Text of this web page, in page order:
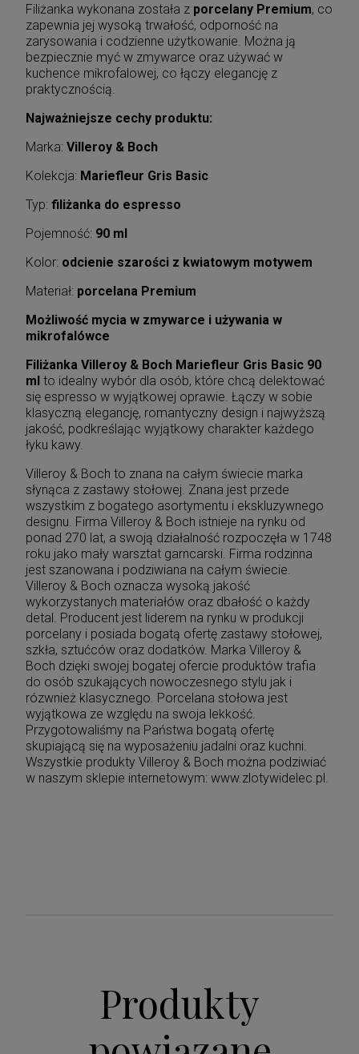
Filiżanka wykonana została z porcelany Premium, co
zapewnia jej wysoką trwałość, odporność na
zarysowania i codzienne użytkowanie. Można ją
bezpiecznie myć w zmywarce oraz używać w
kuchence mikrofalowej, co łączy elegancję z
praktycznością.
Najważniejsze cechy produktu:
Marka: Villeroy & Boch
Kolekcja: Mariefleur Gris Basic
Typ: filiżanka do espresso
Pojemność: 90 ml
Kolor: odcienie szarości z kwiatowym motywem
Materiał: porcelana Premium
Możliwość mycia w zmywarce i używania w
mikrofalówce
Filiżanka Villeroy & Boch Mariefleur Gris Basic 90
ml to idealny wybór dla osób, które chcą delektować
się espresso w wyjątkowej oprawie. Łączy w sobie
klasyczną elegancję, romantyczny design i najwyższą
jakość, podkreślając wyjątkowy charakter każdego
łyku kawy.
Villeroy & Boch to znana na całym świecie marka
słynąca z zastawy stołowej. Znana jest przede
wszystkim z bogatego asortymentu i ekskluzywnego
designu. Firma Villeroy & Boch istnieje na rynku od
ponad 270 lat, a swoją działalność rozpoczęła w 1748
roku jako mały warsztat garncarski. Firma rodzinna
jest szanowana i podziwiana na całym świecie.
Villeroy & Boch oznacza wysoką jakość
wykorzystanych materiałów oraz dbałość o każdy
detal. Producent jest liderem na rynku w produkcji
porcelany i posiada bogatą ofertę zastawy stołowej,
szkła, sztućców oraz dodatków. Marka Villeroy &
Boch dzięki swojej bogatej ofercie produktów trafia
do osób szukających nowoczesnego stylu jak i
rózwnież klasycznego. Porcelana stołowa jest
wyjątkowa ze względu na swoja lekkość.
Przygotowaliśmy na Państwa bogatą ofertę
skupiającą się na wyposażeniu jadalni oraz kuchni.
Wszystkie produkty Villeroy & Boch można podziwiać
w naszym sklepie internetowym: www.zlotywidelec.pl.
Produkty